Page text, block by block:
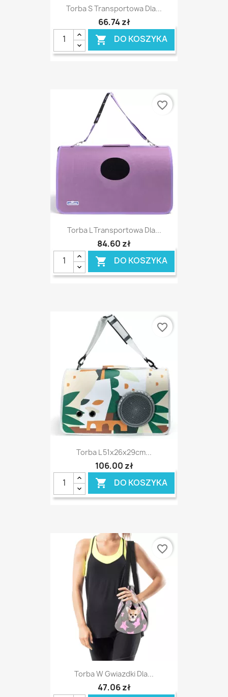
Torba S Transportowa Dla...
66,74 zł
 DO KOSZYKA
Torba L Transportowa Dla...
84,60 zł
 DO KOSZYKA
favorite_border
Torba L 51x26x29cm...
106,00 zł
 DO KOSZYKA
favorite_border
Torba W Gwiazdki Dla...
47,06 zł
favorite_border